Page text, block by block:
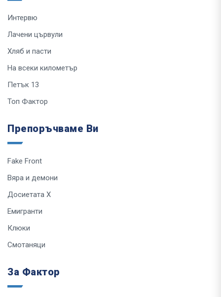
Интервю
Лачени цървули
Хляб и пасти
На всеки километър
Петък 13
Топ Фактор
Препоръчваме Ви
Fake Front
Вяра и демони
Досиетата Х
Емигранти
Клюки
Смотаняци
За Фактор